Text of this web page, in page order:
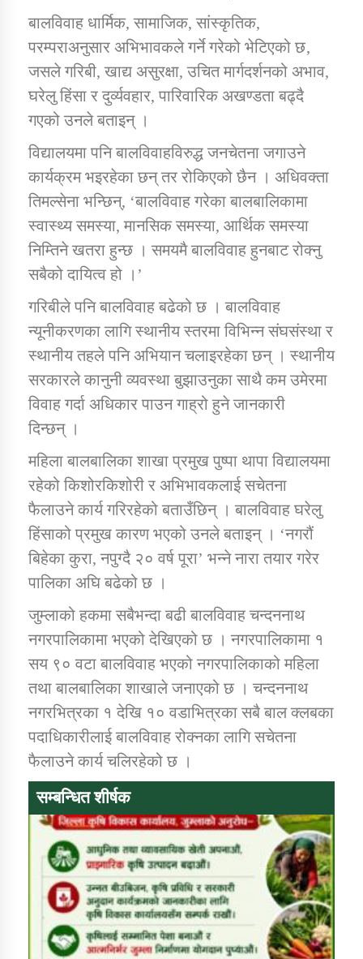
तातोपानी गाउँपालिका जुम्लाको बालविवाह सन्देश
तातोपानी गाउँपालिका जुम्लाको सूचना
तातोपानी गाउँपालिका जुम्लाको सूचना
बालविवाह धार्मिक, सामाजिक, सांस्कृतिक,
परम्पराअनुसार अभिभावकले गर्ने गरेको भेटिएको छ‚
जसले गरिबी, खाद्य असुरक्षा, उचित मार्गदर्शनको अभाव,
घरेलु हिंसा र दुर्व्यवहार, पारिवारिक अखण्डता बढ्दै
गएको उनले बताइन् ।
विद्यालयमा पनि बालविवाहविरुद्ध जनचेतना जगाउने
कार्यक्रम भइरहेका छन् तर रोकिएको छैन । अधिवक्ता
तिमल्सेना भन्छिन्, ‘बालविवाह गरेका बालबालिकामा
स्वास्थ्य समस्या, मानसिक समस्या, आर्थिक समस्या
निम्तिने खतरा हुन्छ । समयमै बालविवाह हुनबाट रोक्नु
सबैको दायित्व हो ।’
गरिबीले पनि बालविवाह बढेको छ । बालविवाह
न्यूनीकरणका लागि स्थानीय स्तरमा विभिन्न संघसंस्था र
स्थानीय तहले पनि अभियान चलाइरहेका छन् । स्थानीय
सरकारले कानुनी व्यवस्था बुझाउनुका साथै कम उमेरमा
विवाह गर्दा अधिकार पाउन गाह्रो हुने जानकारी
दिन्छन् ।
महिला बालबालिका शाखा प्रमुख पुष्पा थापा विद्यालयमा
रहेको किशोरकिशोरी र अभिभावकलाई सचेतना
फैलाउने कार्य गरिरहेको बताउँछिन् । बालविवाह घरेलु
हिंसाको प्रमुख कारण भएको उनले बताइन् । ‘नगरौं
बिहेका कुरा, नपुग्दै २० वर्ष पूरा’ भन्ने नारा तयार गरेर
पालिका अघि बढेको छ ।
जुम्लाको हकमा सबैभन्दा बढी बालविवाह चन्दननाथ
नगरपालिकामा भएको देखिएको छ । नगरपालिकामा १
सय ९० वटा बालविवाह भएको नगरपालिकाको महिला
तथा बालबालिका शाखाले जनाएको छ । चन्दननाथ
नगरभित्रका १ देखि १० वडाभित्रका सबै बाल क्लबका
पदाधिकारीलाई बालविवाह रोक्नका लागि सचेतना
फैलाउने कार्य चलिरहेको छ ।
सम्बन्धित शीर्षक